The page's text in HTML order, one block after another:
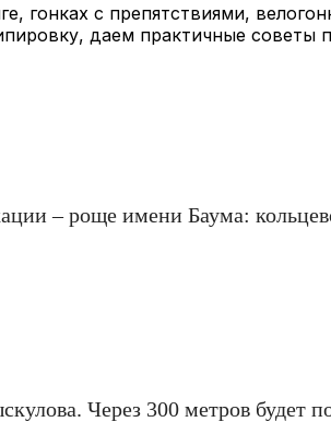
с препятствиями,
даем практичные советы
– роще имени Баума:
Через 300 метров будет